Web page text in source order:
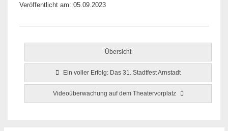
Veröffentlicht am: 05.09.2023
Übersicht
Ein voller Erfolg: Das 31. Stadtfest Arnstadt
Videoüberwachung auf dem Theatervorplatz